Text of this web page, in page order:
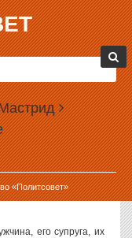
«Политсовет»
ДЕВОЧКИ
идут поиски тел
Накануне днем они
СК РФ, отец и дочь
на котором отдыхала
его супруга, их